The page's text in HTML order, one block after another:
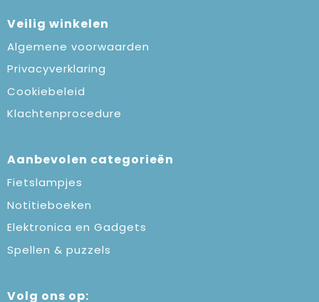
Veilig winkelen
Algemene voorwaarden
Privacyverklaring
Cookiebeleid
Klachtenprocedure
Aanbevolen categorieën
Fietslampjes
Notitieboeken
Elektronica en Gadgets
Spellen & puzzels
Volg ons op: